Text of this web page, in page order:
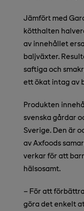
Jämfört med
kötthalten
av innehållet
baljväxter.
saftiga och
ett ökat intag av
Produkten
svenska gårdar
Sverige. Den är
av Axfoods
verkar för att
hälsosamt.
– För att
göra det enkelt